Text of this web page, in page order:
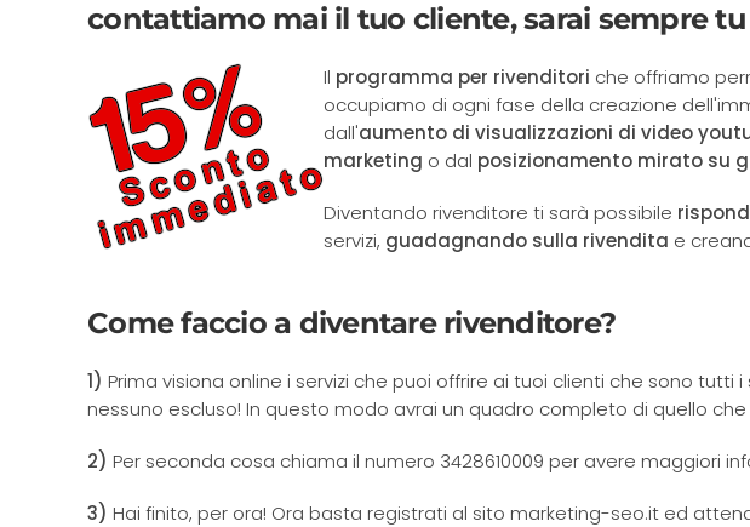
contattiamo mai il tuo cliente, sarai sempre
Il programma per rivenditori che offriamo
occupiamo di ogni fase della creazione
dall'aumento di visualizzazioni di video
marketing o dal posizionamento mirato su
Diventando rivenditore ti sarà possibile
servizi, guadagnando sulla rivendita e
Come faccio a diventare rivenditore?
1) Prima visiona online i servizi che puoi offrire ai tuoi clienti che sono tutti
nessuno escluso! In questo modo avrai un quadro completo di quello
2) Per seconda cosa chiama il numero 3428610009 per avere maggiori
3) Hai finito, per ora! Ora basta registrati al sito marketing-seo.it ed